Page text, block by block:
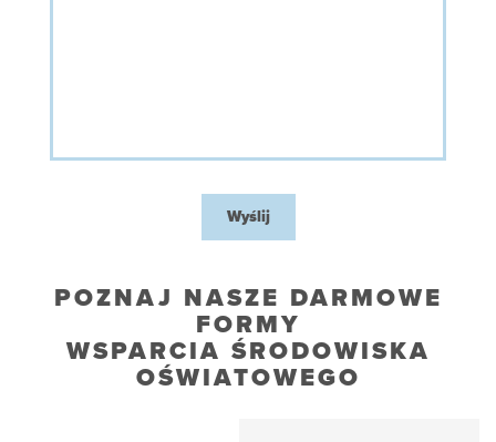
Wyślij
POZNAJ NASZE DARMOWE
FORMY
WSPARCIA ŚRODOWISKA
OŚWIATOWEGO